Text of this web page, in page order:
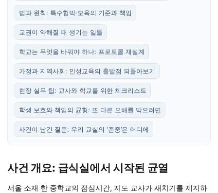
법과 원칙: 특수협박·모욕의 기준과 책임
교권이 약해질 때 생기는 일들
학교는 무엇을 바꿔야 하나: 프로토콜 재설계
가정과 지역사회: 인성교육의 출발점 되돌아보기
현장 실무 팁: 교사와 학교를 위한 체크리스트
학생 보호와 책임의 균형: 또 다른 오해를 막으려면
사건이 남긴 질문: 우리 교실의 ‘존중’은 어디에
사건 개요: 급식실에서 시작된 균열
서울 소재 한 중학교의 점심시간, 지도 교사가 새치기를 제지하